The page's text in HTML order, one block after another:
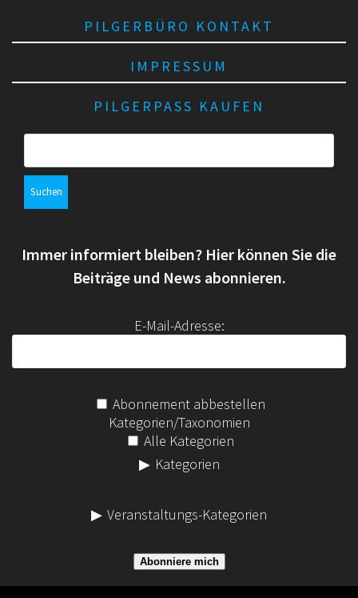
PILGERBÜRO KONTAKT
IMPRESSUM
PILGERPASS KAUFEN
n
a
:
Immer informiert bleiben? Hier können Sie die
Beiträge und News abonnieren.
E-Mail-Adresse:
Abonnement abbestellen
Kategorien/Taxonomien
Alle Kategorien
Kategorien
Veranstaltungs-Kategorien
Abonniere mich